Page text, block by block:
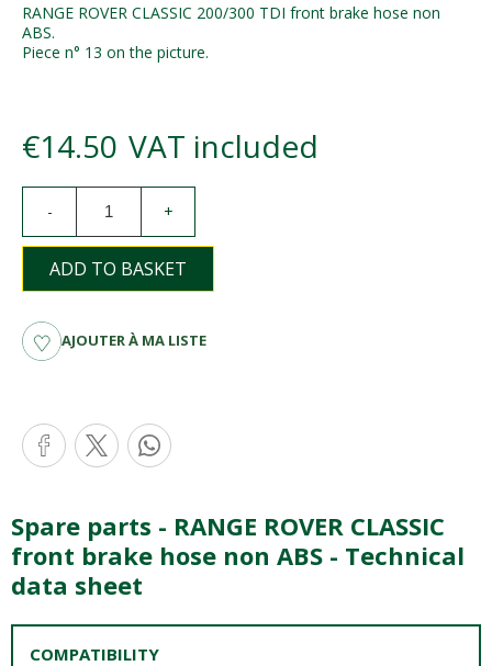
RANGE ROVER CLASSIC 200/300 TDI front brake hose non
ABS.
Piece n° 13 on the picture.
€14.50 VAT included
- +
ADD TO BASKET
AJOUTER À MA LISTE
Spare parts - RANGE ROVER CLASSIC
front brake hose non ABS - Technical
data sheet
COMPATIBILITY